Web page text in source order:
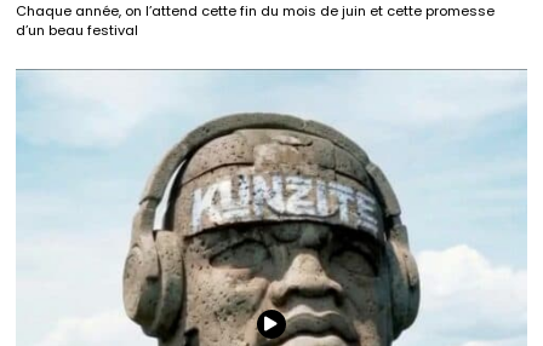
Chaque année, on l’attend cette fin du mois de juin et cette promesse
d’un beau festival